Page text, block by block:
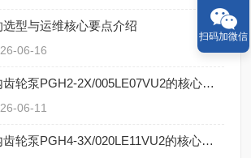
型与运维核心要点介绍
06-16
德国力士乐内齿轮泵PGH2-2X/005LE07VU2的核心特点
06-11
德国力士乐内齿轮泵PGH4-3X/020LE11VU2的核心技术
扫码加微信